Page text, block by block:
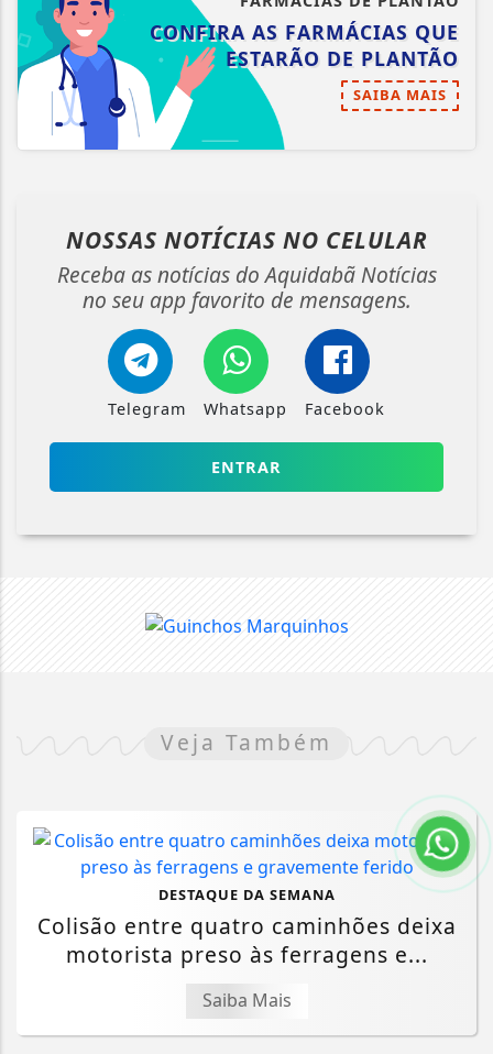
CONFIRA AS FARMÁCIAS QUE
ESTARÃO DE PLANTÃO
SAIBA MAIS
NOSSAS NOTÍCIAS NO CELULAR
Receba as notícias do Aquidabã Notícias
no seu app favorito de mensagens.
Telegram Whatsapp Facebook
ENTRAR
Veja Também
DESTAQUE DA SEMANA
Colisão entre quatro caminhões deixa
motorista preso às ferragens e...
Saiba Mais